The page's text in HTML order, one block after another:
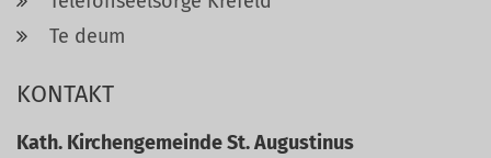
Te deum
KONTAKT
Kath. Kirchengemeinde St. Augustinus